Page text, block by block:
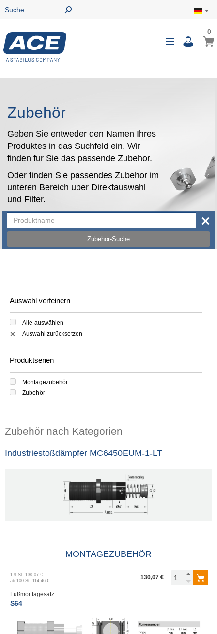
00
Zubehör
Geben Sie entweder den Namen Ihres
Produktes in das Suchfeld ein. Wir
finden fur Sie das passende Zubehor.
Oder finden Sie passendes Zubehor im
unteren Bereich uber Direktauswahl
und Filter.
Zubehör-Suche
×
Auswahl verfeinern
Alle auswählen
✕ Auswahl zurücksetzen
Produktserien
Montagezubehör
Zubehör
Zubehör nach Kategorien
Industriestoßdämpfer MC6450EUM-1-LT
MONTAGEZUBEHÖR
1 -9 St. 130,07 €
ab 100 St. 114,46 € 130,07 €
Fußmontagesatz
S64